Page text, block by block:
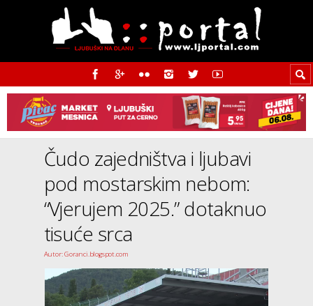
Čudo zajedništva i ljubavi
pod mostarskim nebom:
“Vjerujem 2025.” dotaknuo
tisuće srca
Autor: Goranci.blogspot.com